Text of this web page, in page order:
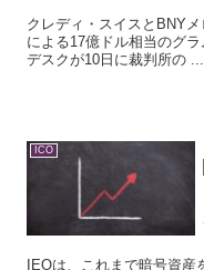
クレディ・スイスとBNY
による17億ドル相当のグ
デスクが10日に裁判所の
ICO
IEOは、これまで暗号資産